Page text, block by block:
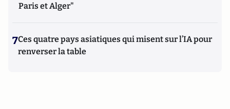
Paris et Alger"
7Ces quatre pays asiatiques qui misent sur l’IA pour
renverser la table